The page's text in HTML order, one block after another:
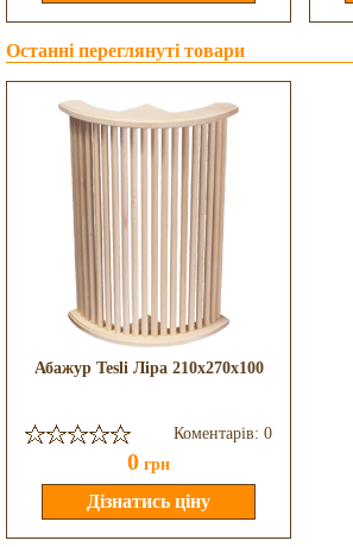
Останні переглянуті товари
Абажур Tesli Ліра 210x270x100
Коментарів: 0
0 грн